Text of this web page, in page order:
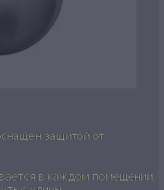
защитой от
в каждом помещении,